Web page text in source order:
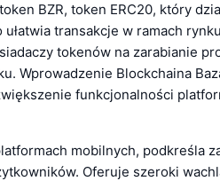
BZR, token ERC20, który
transakcje w ramach
tokenów na zarabianie
Wprowadzenie Blockchaina
funkcjonalności
mobilnych, podkreśla
Oferuje szeroki